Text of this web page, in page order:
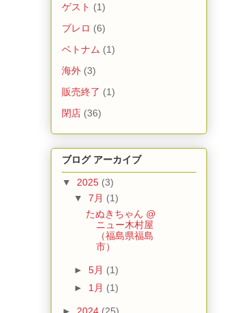
ゲスト (1)
ブレロ (6)
ベトナム (1)
海外 (3)
販売終了 (1)
閉店 (36)
ブログ アーカイブ
▼ 2025 (3)
▼ 7月 (1)
たぬきちゃん @
ニュー木村屋
（福島県福島
市）
► 5月 (1)
► 1月 (1)